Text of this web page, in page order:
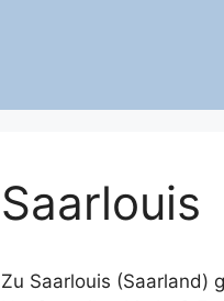
Saarlouis
Zu Saarlouis (Saarland)